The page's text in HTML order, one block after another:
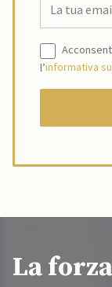
l’informativa
La